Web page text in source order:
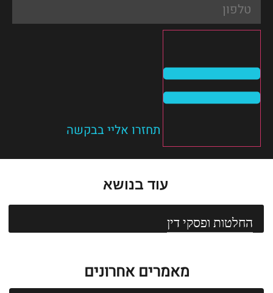
תחזרו אליי בבקשה
עוד בנושא
החלטות ופסקי דין
מאמרים אחרונים